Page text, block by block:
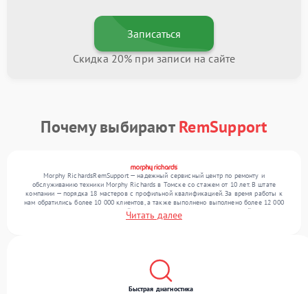
Записаться
Скидка 20% при записи на сайте
Почему выбираютRemSupport
Morphy RichardsRemSupport — надежный сервисный центр по ремонту и
обслуживанию техники Morphy Richards в Томске со стажем от 10 лет. В штате
компании — порядка 18 мастеров с профильной квалификацией. За время работы к
нам обратились более 10 000 клиентов, а также выполнено выполнено более 12 000
ремонтов. Ежемесячно в сервисный центр поступает более 300 обращений, включая , ,
. Мы выполняем ремонт различного уровня сложности и предлагаем стабильный
Читать далее
Быстрая диагностика